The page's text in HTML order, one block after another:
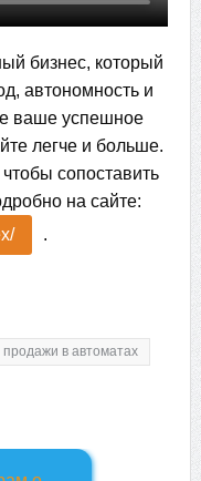
бизнес, который
автономность и
ваше успешное
легче и больше.
сопоставить
на сайте:
.
в автоматах